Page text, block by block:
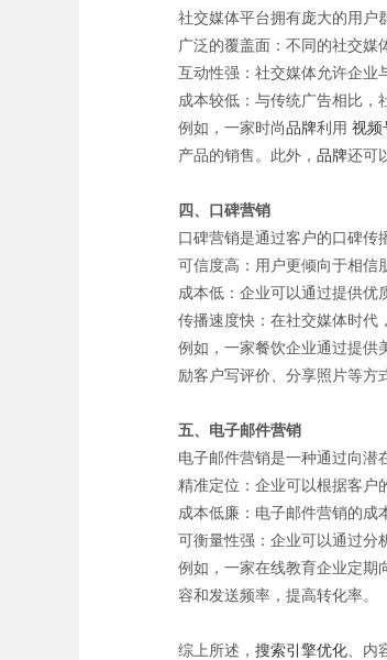
社交媒体平台拥有庞大的用户
广泛的覆盖面：不同的社交媒
互动性强：社交媒体允许企业
成本较低：与传统广告相比，
例如，一家时尚品牌利用 视频
产品的销售。此外， 品牌还可
四、口碑营销
口碑营销是通过客户的口碑传
可信度高：用户更倾向于相信
成本低：企业可以通过提供优
传播速度快：在社交媒体时代
例如，一家餐饮企业通过提供
励客户写评价、分享照片等方
五、电子邮件营销
电子邮件营销是一种通过向潜
精准定位：企业可以根据客户
成本低廉：电子邮件营销的成
可衡量性强：企业可以通过分
例如，一家在线教育企业定期
容和发送频率，提高转化率。
综上所述， 搜索引擎优化 、